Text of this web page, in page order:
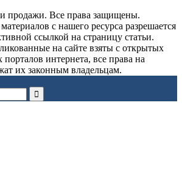
продажи. Все права защищены.
с нашего ресурса разрешается
ссылкой на страницу статьи.
на сайте взяты с открытых
интернета, все права на
их законным владельцам.